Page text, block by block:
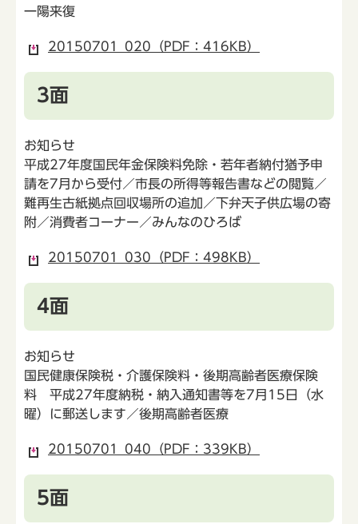
一陽来復
20150701_020（PDF：416KB）
3面
お知らせ
平成27年度国民年金保険料免除・若年者納付猶予申
請を7月から受付／市長の所得等報告書などの閲覧／
難再生古紙拠点回収場所の追加／下弁天子供広場の寄
附／消費者コーナー／みんなのひろば
20150701_030（PDF：498KB）
4面
お知らせ
国民健康保険税・介護保険料・後期高齢者医療保険
料 平成27年度納税・納入通知書等を7月15日（水
曜）に郵送します／後期高齢者医療
20150701_040（PDF：339KB）
5面